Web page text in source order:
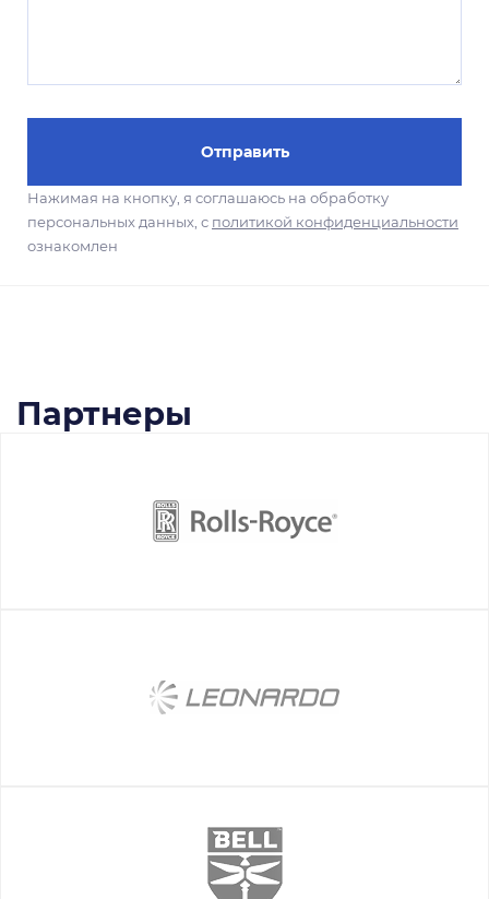
Отправить
Нажимая на кнопку, я соглашаюсь на обработку
персональных данных, с политикой конфиденциальности
ознакомлен
Партнеры